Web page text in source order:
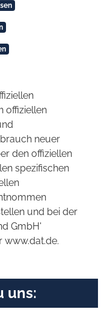
offiziellen
neuer
den offiziellen
spezifischen
und bei der
GmbH'
www.dat.de.
uns: